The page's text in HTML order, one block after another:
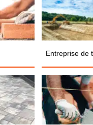
Entreprise de